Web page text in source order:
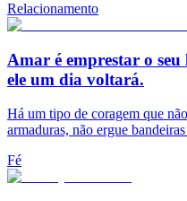
Relacionamento
Amar é emprestar o
ele um dia voltará.
Há um tipo de coragem que
armaduras, não ergue
Fé